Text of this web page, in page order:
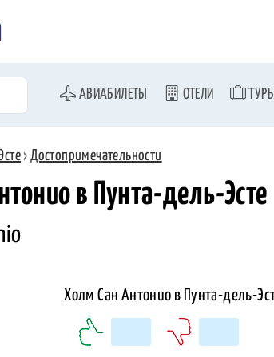
АВИАБИЛЕТЫ ОТЕЛИ ТУРЫ
›Достопримечательности
в Пунта-дель-Эсте